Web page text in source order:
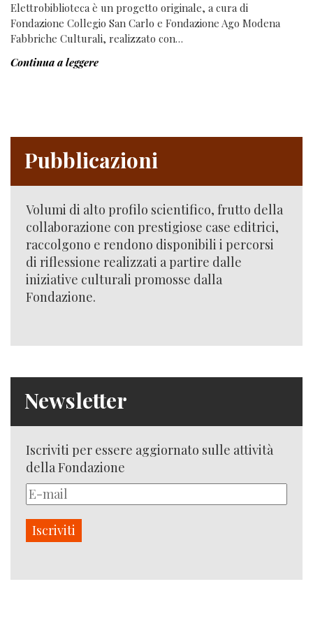
Elettrobiblioteca è un progetto originale, a cura di
Fondazione Collegio San Carlo e Fondazione Ago Modena
Fabbriche Culturali, realizzato con…
Continua a leggere
Pubblicazioni
Volumi di alto profilo scientifico, frutto della
collaborazione con prestigiose case editrici,
raccolgono e rendono disponibili i percorsi
di riflessione realizzati a partire dalle
iniziative culturali promosse dalla
Fondazione.
Newsletter
Iscriviti per essere aggiornato sulle attività
della Fondazione
Iscriviti